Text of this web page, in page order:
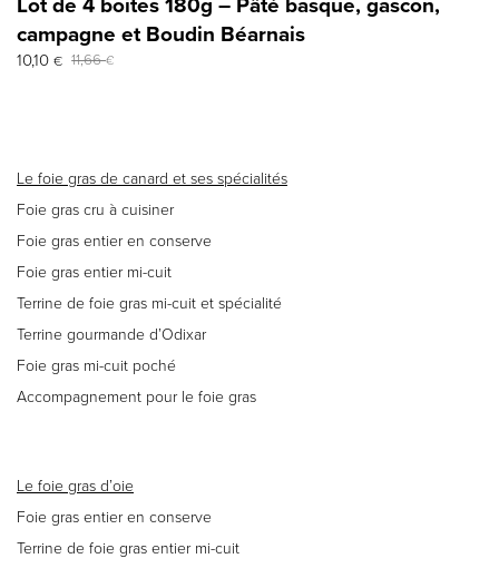
Lot de 4 boites 180g – Pâté basque, gascon,
campagne et Boudin Béarnais
11,66€
Le
10,10 €
Le
Le foie gras de canard et ses spécialités
Foie gras cru à cuisiner
Foie gras entier en conserve
Foie gras entier mi-cuit
Terrine de foie gras mi-cuit et spécialité
Terrine gourmande d’Odixar
Foie gras mi-cuit poché
Accompagnement pour le foie gras
Le foie gras d’oie
Foie gras entier en conserve
Terrine de foie gras entier mi-cuit